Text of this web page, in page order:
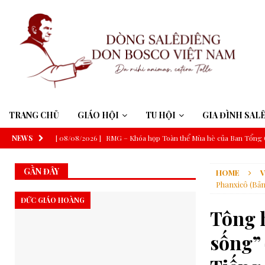
TRANG CHỦ GIÁO HỘI TU HỘI GIA ĐÌNH
NEWS [ 08/08/2026 ] RMG – Khóa họp Toàn thể Mùa hè của Ban
[ 08/08/2026 ] Tỉnh dòng Thánh Gioan Bosco Việt Nam –
[ 07/08/2026 ]
Tỉnh dòng Salêdiêng Don Bosco Việt Nam:
Suy niệm Lời Chúa – Chúa Nhật 19 Thường
HOME
Phanxicô
Tông
GẦN ĐÂY
ĐỨC GIÁO HOÀNG